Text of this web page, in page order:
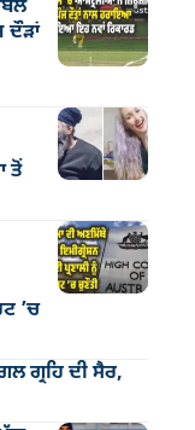
ਦੌੜਾਂ
ਤੋਂ
’ਚ
ਗ੍ਰਹਿ ਦੀ ਸੈਰ,